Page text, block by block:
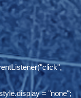
= "none";